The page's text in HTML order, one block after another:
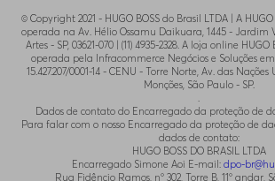
© Copyright 2021 - HUGO BOSS do Brasil LTDA | A
operada na Av. Hélio Ossamu Daikuara, 1445 - Jardim
Artes - SP, 03621-070 | (11) 4935-2328. A loja online
operada pela Infracommerce Negócios e Soluções
15.427.207/0001-14 - CENU - Torre Norte, Av. das Nações
Monções, São Paulo - SP.
.
Dados de contato do Encarregado da proteção de
Para falar com o nosso Encarregado da proteção de
dados de contato:
HUGO BOSS DO BRASIL LTDA
Encarregado Simone Aoi E-mail: dpo-
Rua Fidêncio Ramos, n° 302, Torre B, 11° andar,